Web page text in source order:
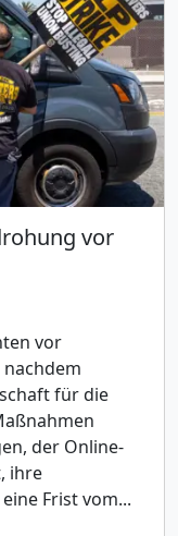
vor
vor
für die
der Online-
ihre
Frist vom...